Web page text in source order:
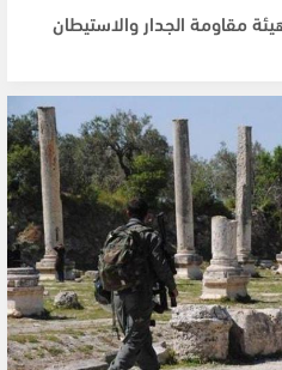
مقاومة الجدار والاستيطان